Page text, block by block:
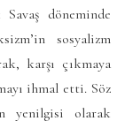
döneminde
sosyalizm
karşı çıkmaya
ihmal etti. Söz
yenilgisi olarak